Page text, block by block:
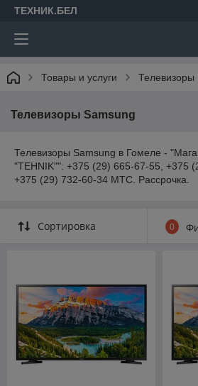
ТЕХНИК.БЕЛ
Товары и услуги Телевизоры
Телевизоры Samsung
Телевизоры Samsung в Гомеле -
"TEHNIK"": +375 (29) 665-67-55, +375
+375 (29) 732-60-34 МТС. Рассрочка.
Сортировка 0